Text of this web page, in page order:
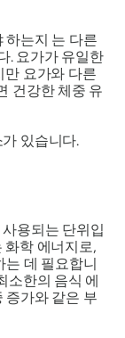
하는지 는 다른
. 요가가 유일한
만 요가와 다른
건강한 체중 유
있습니다.
용되는 단위입
화학 에너지로,
는 데 필요합니
소한의 음식 에
증가와 같은 부